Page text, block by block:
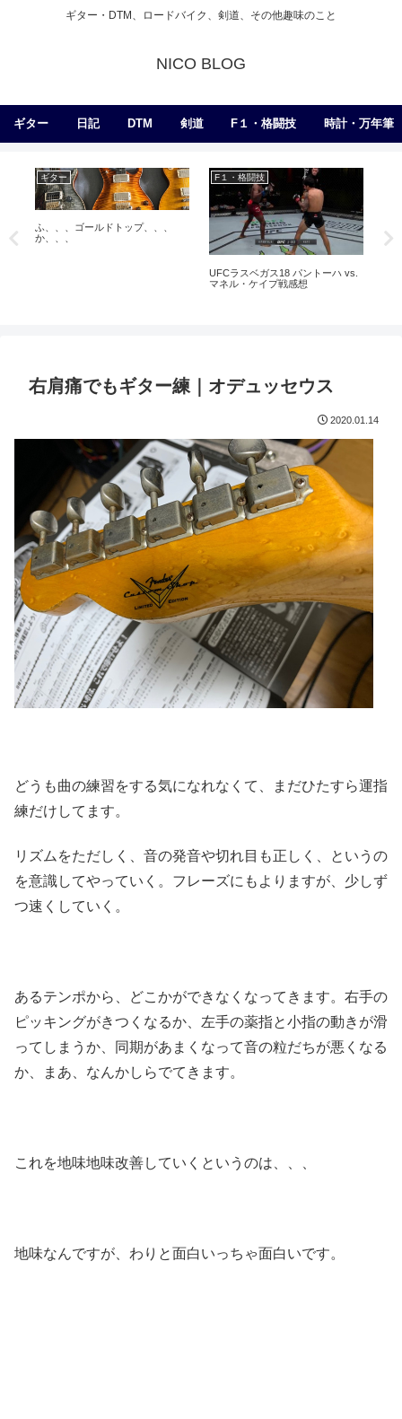
ギター・DTM、ロードバイク、剣道、その他趣味のこと
NICO BLOG
ギター 日記 DTM 剣道 F１・格闘技 時計・万年筆
ギター
ふ、、、ゴールドトップ、、、
か、、、
F１・格闘技
UFCラスベガス18 パントーハ vs.
マネル・ケイプ戦感想
右肩痛でもギター練｜オデュッセウス
2020.01.14
どうも曲の練習をする気になれなくて、まだひたすら運指
練だけしてます。
リズムをただしく、音の発音や切れ目も正しく、というの
を意識してやっていく。フレーズにもよりますが、少しず
つ速くしていく。
あるテンポから、どこかができなくなってきます。右手の
ピッキングがきつくなるか、左手の薬指と小指の動きが滑
ってしまうか、同期があまくなって音の粒だちが悪くなる
か、まあ、なんかしらでてきます。
これを地味地味改善していくというのは、、、
地味なんですが、わりと面白いっちゃ面白いです。